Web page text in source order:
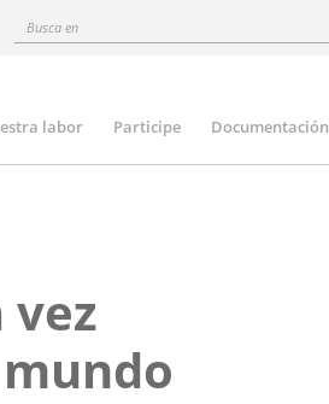
Busca
labor Participe Documentación
vez